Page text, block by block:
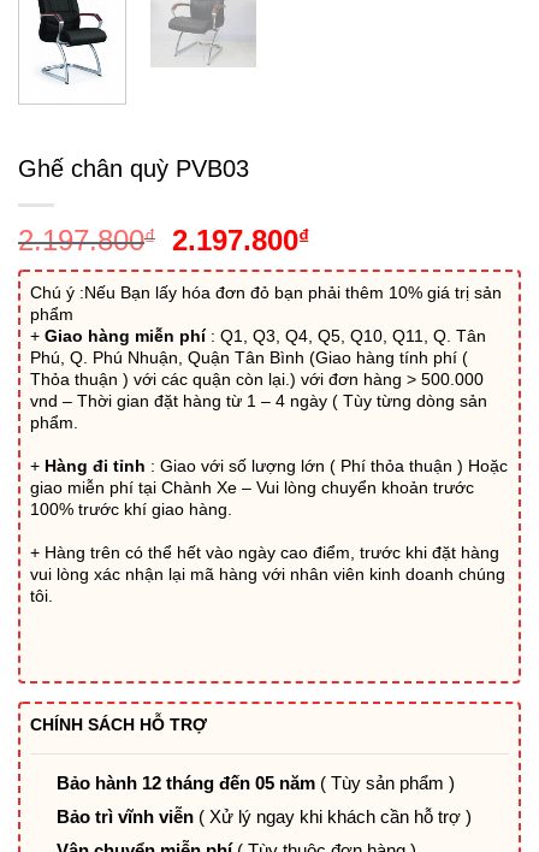
Ghế chân quỳ PVB03
2.197.800₫
Giá
gốc
là:
2.197.800₫.
2.197.800₫Giá
hiện
tại
là:
2.197.800₫.
Chú ý :Nếu Bạn lấy hóa đơn đỏ bạn phải thêm 10% giá trị sản
phẩm
+ Giao hàng miễn phí: Q1, Q3, Q4, Q5, Q10, Q11, Q. Tân
Phú, Q. Phú Nhuận, Quận Tân Bình (Giao hàng tính phí (
Thỏa thuận ) với các quận còn lại.) với đơn hàng > 500.000
vnd – Thời gian đặt hàng từ 1 – 4 ngày ( Tùy từng dòng sản
phẩm.
+ Hàng đi tỉnh : Giao với số lượng lớn ( Phí thỏa thuận ) Hoặc
giao miễn phí tại Chành Xe – Vui lòng chuyển khoản trước
100% trước khí giao hàng.
+ Hàng trên có thể hết vào ngày cao điểm, trước khi đặt hàng
vui lòng xác nhận lại mã hàng với nhân viên kinh doanh chúng
tôi.
CHÍNH SÁCH HỖ TRỢ
Bảo hành 12 tháng đến 05 năm ( Tùy sản phẩm )
Bảo trì vĩnh viễn ( Xử lý ngay khi khách cần hỗ trợ )